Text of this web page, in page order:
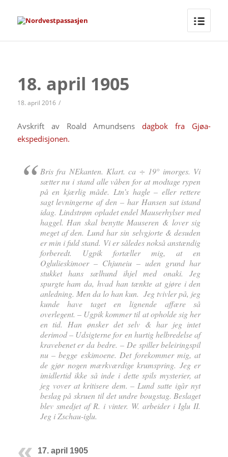
18. april 1905
18. april 2016 /
Avskrift av Roald Amundsens dagbok fra Gjøa-
ekspedisjonen.
Bris fra NEkanten. Klart. ca ÷ 19° imorges. Vi
sætter nu i stand alle våben for at modtage rypen
på en kjærlig måde. Ltn’s hagle – eller rettere
sagt levningerne af den – har Hansen sat istand
idag. Lindstrøm opladet endel Mauserhylser med
haggel. Han skal benytte Mauseren & lover sig
meget af den. Lund har sin selvgjorte & desuden
er min i fuld stand. Vi er således nokså anstændig
forberedt. Ugpik fortæller mig, at en
Oglulieskimoer – Chjuneiu – uden grund har
stukket hans sælhund ihjel med onaki. Jeg
spurgte ham da, hvad han tænkte at gjøre i den
anledning. Men da lo han kun. Jeg tvivler på, jeg
kunde have taget en lignende affære så
overlegent. – Ugpik kommer til at opholde sig her
en tid. Han ønsker det selv & har jeg intet
derimod – Udsigterne for en hurtig helbredelse af
kravebenet er da bedre. – De spiller beleiringspil
nu – begge eskimoene. Det forekommer mig, at
de gjør nogen mærkværdige krumspring. Jeg er
imidlertid ikke så inde i dette spils mysterier, at
jeg vover at kritisere dem. – Lund satte igår nyt
beslag på skruen til det undre bougstag. Beslaget
blev smedjet af R. i vinter. W. arbeider i Iglu II.
Jeg i Zschau-iglu.
17. april 1905